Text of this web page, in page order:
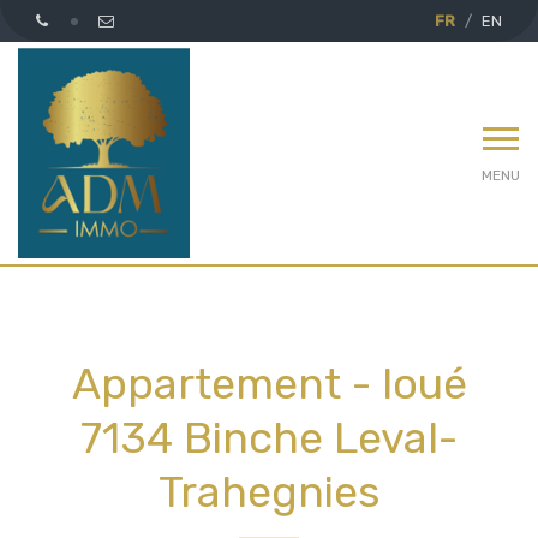
FR EN
MENU
Appartement - loué
7134 Binche Leval-
Trahegnies